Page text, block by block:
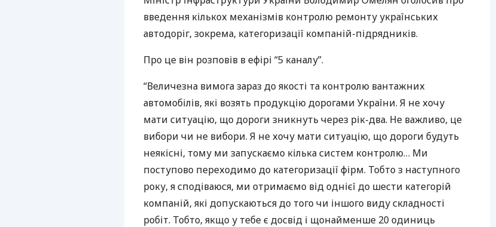
РЕЙТИНГ ДЕБЕТОВИХ
КАРТОК
ПУТІВНИКИ ПО
БАНКІВСЬКИХ КАРТКАХ
введення кількох механізмів контролю ремонту українських
автодоріг, зокрема, категоризації компаній-підрядників.
Про це він розповів в ефірі “5 каналу”.
“Величезна вимога зараз до якості та контролю вантажних
автомобілів, які возять продукцію дорогами України. Я не хочу
мати ситуацію, що дороги зникнуть через рік-два. Не важливо, це
вибори чи не вибори. Я не хочу мати ситуацію, що дороги будуть
неякісні, тому ми запускаємо кілька систем контролю… Ми
поступово переходимо до категоризації фірм. Тобто з наступного
року, я сподіваюся, ми отримаємо від однієї до шести категорій
компаній, які допускаються до того чи іншого виду складності
робіт. Тобто, якщо у тебе є досвід і щонайменше 20 одиниць